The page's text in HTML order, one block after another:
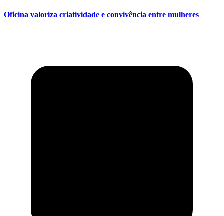
Oficina valoriza criatividade e convivência entre mulheres